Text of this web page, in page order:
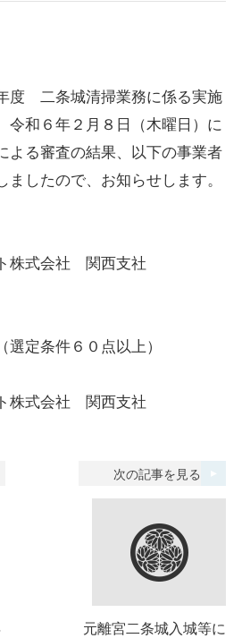
度 二条城清掃業務に係る実施
令和６年２月８日（木曜日）に
よる審査の結果、以下の事業者
ましたので、お知らせします。
式会社 関西支社
条件６０点以上）
式会社 関西支社
次の記事を見る
元離宮二条城入城等に